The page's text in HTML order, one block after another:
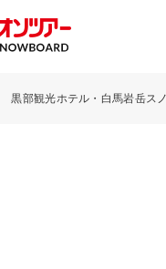
黒部観光ホテル・白馬岩岳ス